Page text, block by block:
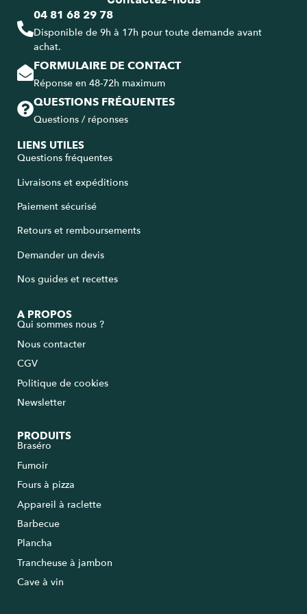
04 81 68 29 78
Disponible de 9h à 17h pour toute demande avant
achat.
FORMULAIRE DE CONTACT
Réponse en 48-72h maximum
QUESTIONS FRÉQUENTES
Questions / réponses
LIENS UTILES
Questions fréquentes
Livraisons et expéditions
Paiement sécurisé
Retours et remboursements
Demander un devis
Nos guides et recettes
A PROPOS
Qui sommes nous ?
Nous contacter
CGV
Politique de cookies
Newsletter
PRODUITS
Braséro
Fumoir
Fours à pizza
Appareil à raclette
Barbecue
Plancha
Trancheuse à jambon
Cave à vin